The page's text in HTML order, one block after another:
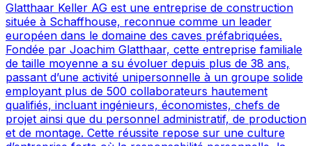
Glatthaar Keller AG est une entreprise de construction
située à Schaffhouse, reconnue comme un leader
européen dans le domaine des caves préfabriquées.
Fondée par Joachim Glatthaar, cette entreprise familiale
de taille moyenne a su évoluer depuis plus de 38 ans,
passant d’une activité unipersonnelle à un groupe solide
employant plus de 500 collaborateurs hautement
qualifiés, incluant ingénieurs, économistes, chefs de
projet ainsi que du personnel administratif, de production
et de montage. Cette réussite repose sur une culture